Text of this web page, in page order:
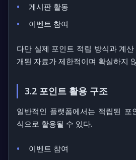
게시판 활동
이벤트 참여
다만 실제 포인트 적립 방식과 계
개된 자료가 제한적이며 확실하지
3.2 포인트 활용 구조
일반적인 플랫폼에서는 적립된 포
식으로 활용될 수 있다.
이벤트 참여